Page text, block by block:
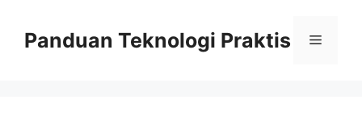
contentPanduan Teknologi Praktis Menu